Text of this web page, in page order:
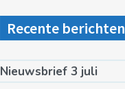
Recente berichten
Nieuwsbrief 3 juli